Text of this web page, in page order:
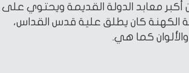
أكبر معابد الدولة القديمة ويحتوي على
الكهنة كان يطلق علية قدس القداس،
كما هي.